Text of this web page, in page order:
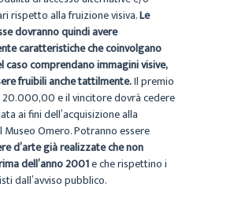
rispetto alla fruizione visiva.Le
dovranno quindi avere
caratteristiche che coinvolgano
caso comprendano immagini visive,
fruibili anche tattilmente.Il premio
e il vincitore dovrà cedere
ai fini dell’acquisizione alla
Omero. Potranno essere
d’arte già realizzate che non
dell’anno 2001e che rispettino i
dall’avviso pubblico.